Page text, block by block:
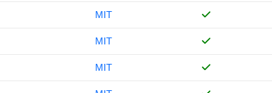
MIT
MIT
MIT